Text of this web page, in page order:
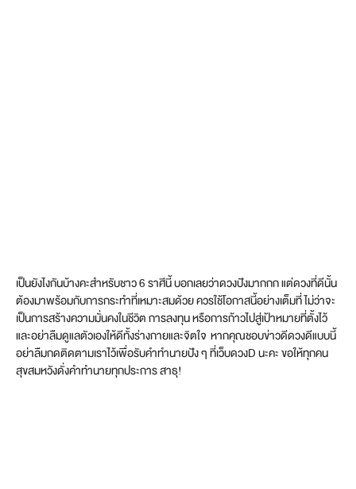
เป็นยังไงกันบ้างคะสำหรับชาว 6 ราศีนี้ บอกเลยว่าดวงปังมากกก แต่ดวงที่ดีนั้น
ต้องมาพร้อมกับการกระทำที่เหมาะสมด้วย ควรใช้โอกาสนี้อย่างเต็มที่ ไม่ว่าจะ
เป็นการสร้างความมั่นคงในชีวิต การลงทุน หรือการก้าวไปสู่เป้าหมายที่ตั้งไว้
และอย่าลืมดูแลตัวเองให้ดีทั้งร่างกายและจิตใจ หากคุณชอบข่าวดีดวงดีแบบนี้
อย่าลืมกดติดตามเราไว้เพื่อรับคำทำนายปัง ๆ ที่เว็บดวงD นะคะ ขอให้ทุกคน
สุขสมหวังดั่งคำทำนายทุกประการ สาธุ!